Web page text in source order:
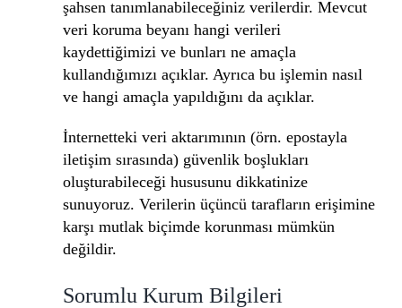
şahsen tanımlanabileceğiniz verilerdir. Mevcut
veri koruma beyanı hangi verileri
kaydettiğimizi ve bunları ne amaçla
kullandığımızı açıklar. Ayrıca bu işlemin nasıl
ve hangi amaçla yapıldığını da açıklar.
İnternetteki veri aktarımının (örn. epostayla
iletişim sırasında) güvenlik boşlukları
oluşturabileceği hususunu dikkatinize
sunuyoruz. Verilerin üçüncü tarafların erişimine
karşı mutlak biçimde korunması mümkün
değildir.
Sorumlu Kurum Bilgileri